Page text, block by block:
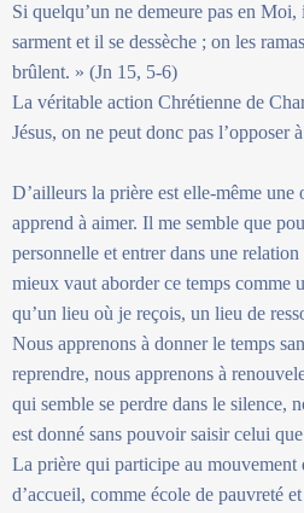
Si quelqu’un ne demeure pas en
sarment et il se dessèche ; on les
brûlent. » (Jn 15, 5-6)
La véritable action Chrétienne de
Jésus, on ne peut donc pas l’opposer
D’ailleurs la prière est elle-même
apprend à aimer. Il me semble que
personnelle et entrer dans une
mieux vaut aborder ce temps comme
qu’un lieu où je reçois, un lieu de
Nous apprenons à donner le temps
reprendre, nous apprenons à
qui semble se perdre dans le silence,
est donné sans pouvoir saisir celui
La prière qui participe au
d’accueil, comme école de pauvreté